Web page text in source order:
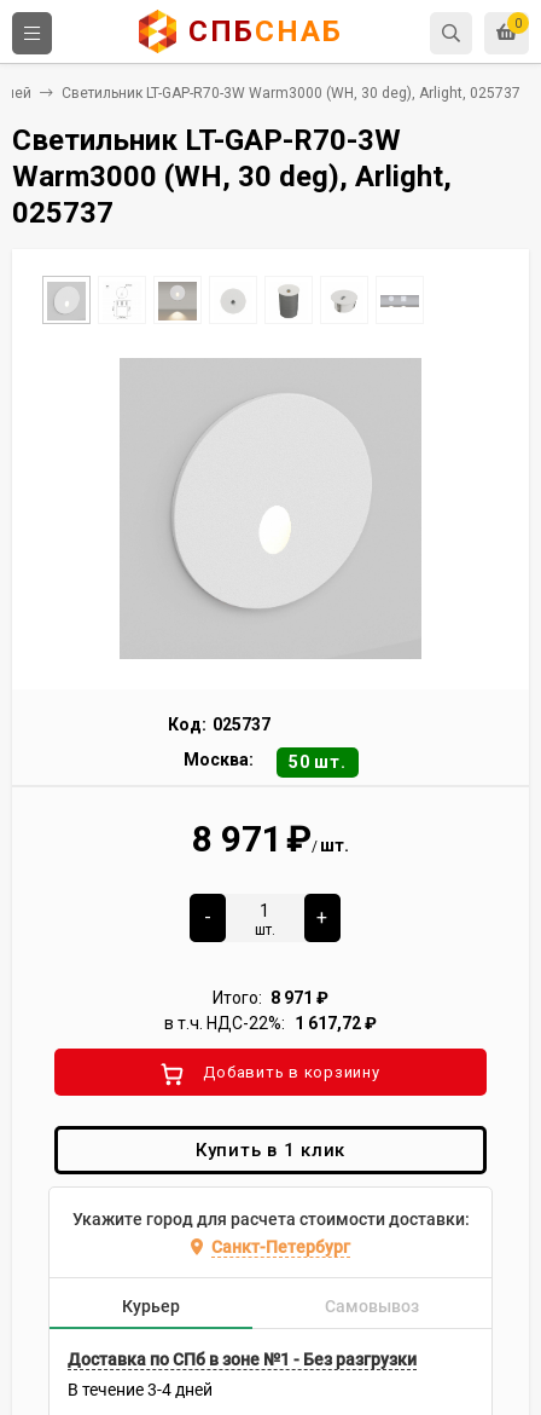
0
СПБСНАБ
Светильник LT-GAP-R70-3W Warm3000 (WH, 30 deg), Arlight, 025737
Светильник LT-GAP-R70-3W
Warm3000 (WH, 30 deg), Arlight,
025737
Код: 025737
Москва:
50 шт.
8 971 ₽/ шт.
-
шт.
+
Итого: 8 971 ₽
в т.ч. НДС-22%:
1 617,72₽
Добавить в корзиину
Купить в 1 клик
Укажите город для расчета стоимости доставки:
Санкт-Петербург
Курьер Самовывоз
Доставка по СПб в зоне №1 - Без разгрузки
В течение3-4 дней